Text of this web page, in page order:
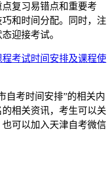
复习易错点和重要考
和时间分配。同时，注
迎接考试。
程考试时间安排及课程使
考时间安排”的相关内
相关资讯，考生可以关
可以加入天津自考微信